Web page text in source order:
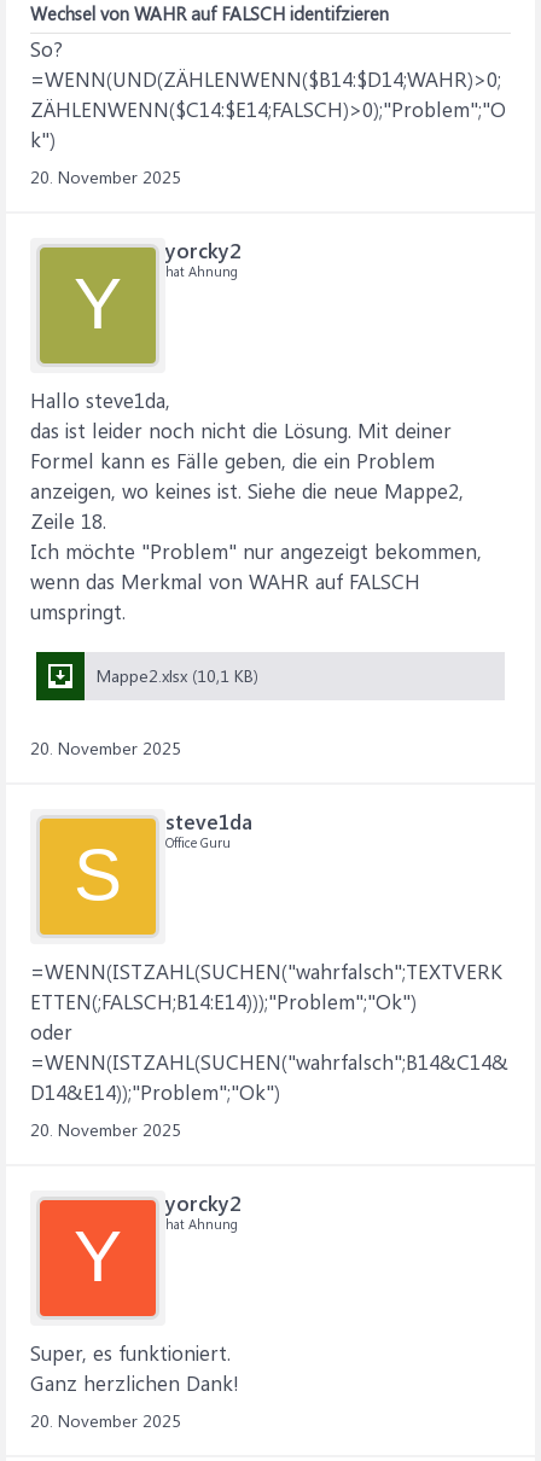
Wechsel von WAHR auf FALSCH identifzieren
So?
=WENN(UND(ZÄHLENWENN($B14:$D14;WAHR)>0;
ZÄHLENWENN($C14:$E14;FALSCH)>0);"Problem";"O
k")
20. November 2025
Y
yorcky2
hat Ahnung
Hallo steve1da,
das ist leider noch nicht die Lösung. Mit deiner
Formel kann es Fälle geben, die ein Problem
anzeigen, wo keines ist. Siehe die neue Mappe2,
Zeile 18.
Ich möchte "Problem" nur angezeigt bekommen,
wenn das Merkmal von WAHR auf FALSCH
umspringt.
Mappe2.xlsx (10,1 KB)
20. November 2025
S
steve1da
Office Guru
=WENN(ISTZAHL(SUCHEN("wahrfalsch";TEXTVERK
ETTEN(;FALSCH;B14:E14)));"Problem";"Ok")
oder
=WENN(ISTZAHL(SUCHEN("wahrfalsch";B14&C14&
D14&E14));"Problem";"Ok")
20. November 2025
Y
yorcky2
hat Ahnung
Super, es funktioniert.
Ganz herzlichen Dank!
20. November 2025